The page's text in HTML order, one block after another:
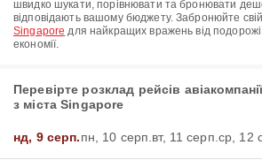
швидко шукати, порівнювати та бронювати
відповідають вашому бюджету. Забронюйте
Singapore для найкращих вражень від
економії.
Перевірте розклад рейсів
з міста Singapore
нд, 9 серп.пн, 10 серп. вт, 11 серп. ср, 12